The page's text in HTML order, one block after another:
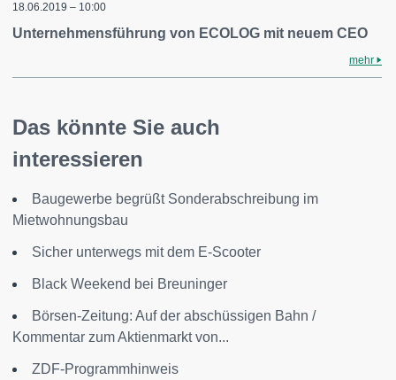
18.06.2019 – 10:00
Unternehmensführung von ECOLOG mit neuem CEO
mehr
Das könnte Sie auch
interessieren
Baugewerbe begrüßt Sonderabschreibung im
Mietwohnungsbau
Sicher unterwegs mit dem E-Scooter
Black Weekend bei Breuninger
Börsen-Zeitung: Auf der abschüssigen Bahn /
Kommentar zum Aktienmarkt von...
ZDF-Programmhinweis